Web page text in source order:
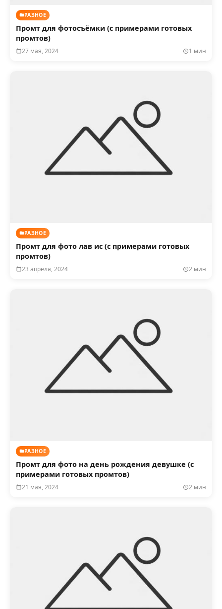
РАЗНОЕ
Промт для фотосъёмки (с примерами готовых
промтов)
27 мая, 2024 1 мин
РАЗНОЕ
Промт для фото лав ис (с примерами готовых
промтов)
23 апреля, 2024 2 мин
РАЗНОЕ
Промт для фото на день рождения девушке (с
примерами готовых промтов)
21 мая, 2024 2 мин